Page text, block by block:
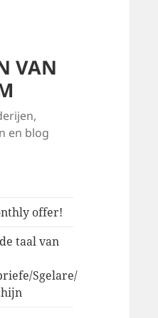
VAN
en blog
offer!
taal van
Sgelare/